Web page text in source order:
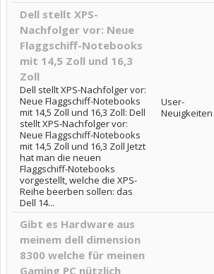
Dell stellt XPS-
Nachfolger vor: Neue
Flaggschiff-Notebooks
mit 14,5 Zoll und 16,3
Zoll
Dell stellt XPS-Nachfolger vor:
Neue Flaggschiff-Notebooks
mit 14,5 Zoll und 16,3 Zoll: Dell
stellt XPS-Nachfolger vor:
Neue Flaggschiff-Notebooks
mit 14,5 Zoll und 16,3 Zoll Jetzt
hat man die neuen
Flaggschiff-Notebooks
vorgestellt, welche die XPS-
Reihe beerben sollen: das
Dell 14...
User-
Neuigkeiten
Gibt es Hardware aus
meinem dell dimension
8300 welche für meinen
Gaming PC nützlich